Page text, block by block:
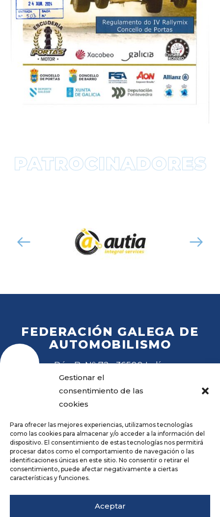
Gestionar el
consentimiento de las
cookies
Para ofrecer las mejores experiencias, utilizamos tecnologías
como las cookies para almacenar y/o acceder a la información del
dispositivo. El consentimiento de estas tecnologías nos permitirá
procesar datos como el comportamiento de navegación o las
identificaciones únicas en este sitio. No consentir o retirar el
consentimiento, puede afectar negativamente a ciertas
características y funciones.
Aceptar
FEDERACIÓN GALEGA DE
AUTOMOBILISMO
Rúa B, Nº 72 · 36500 Lalín
Tel. 988 27 28 41
Emailfga@fga.es
Hora local:
Repositorio
Aviso legal